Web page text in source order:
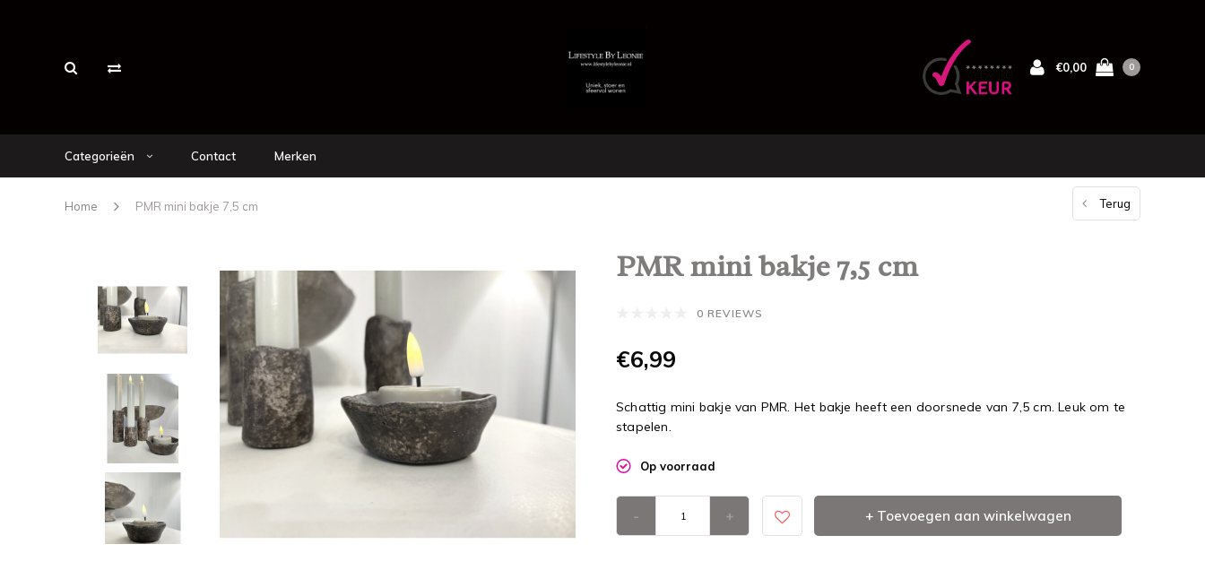
€0,00 0
Categorieën Contact Merken
Home PMR mini bakje 7,5 cm Terug
PMR mini bakje 7,5 cm
0 REVIEWS
€6,99
Schattig mini bakje van PMR. Het bakje heeft een doorsnede van 7,5 cm. Leuk om te
stapelen.
Op voorraad
- + + Toevoegen aan winkelwagen